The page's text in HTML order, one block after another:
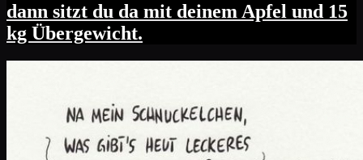
dann sitzt du da mit deinem Apfel und 15
kg Übergewicht.